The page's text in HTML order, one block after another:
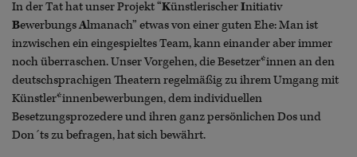
In der Tat hat unser Projekt “KünstlerischerInitiativ
BewerbungsAlmanach” etwas von einer guten Ehe: Man ist
inzwischen ein eingespieltes Team, kann einander aber immer
noch überraschen. Unser Vorgehen, die Besetzer*innen an den
deutschsprachigen Theatern regelmäßig zu ihrem Umgang mit
Künstler*innenbewerbungen, dem individuellen
Besetzungsprozedere und ihren ganz persönlichen Dos und
Don´ts zu befragen, hat sich bewährt.